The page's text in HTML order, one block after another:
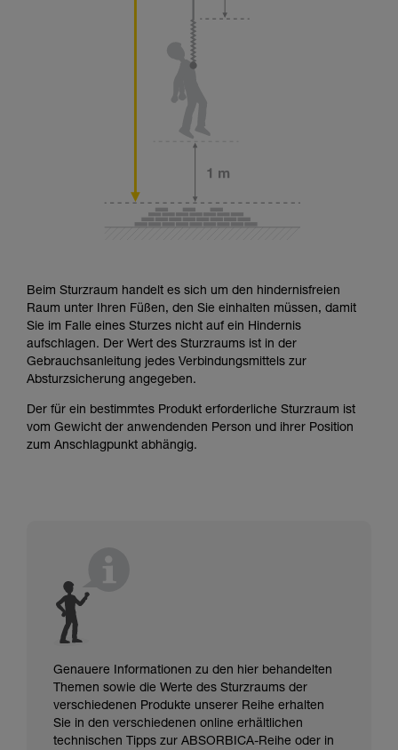
Beim Sturzraum handelt es sich um den hindernisfreien
Raum unter Ihren Füßen, den Sie einhalten müssen, damit
Sie im Falle eines Sturzes nicht auf ein Hindernis
aufschlagen. Der Wert des Sturzraums ist in der
Gebrauchsanleitung jedes Verbindungsmittels zur
Absturzsicherung angegeben.
Der für ein bestimmtes Produkt erforderliche Sturzraum ist
vom Gewicht der anwendenden Person und ihrer Position
zum Anschlagpunkt abhängig.
Genauere Informationen zu den hier behandelten
Themen sowie die Werte des Sturzraums der
verschiedenen Produkte unserer Reihe erhalten
Sie in den verschiedenen online erhältlichen
technischen Tipps zur ABSORBICA-Reihe oder in